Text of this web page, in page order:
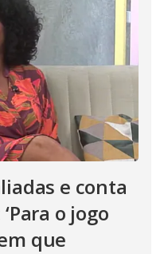
e conta
o jogo
que